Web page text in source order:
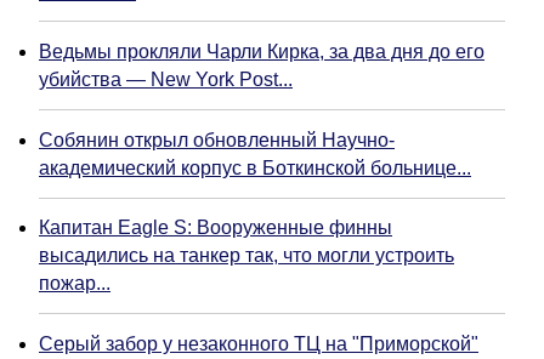
Ведьмы прокляли Чарли Кирка, за два дня до его
убийства — New York Post...
Собянин открыл обновленный Научно-
академический корпус в Боткинской больнице...
Капитан Eagle S: Вооруженные финны
высадились на танкер так, что могли устроить
пожар...
Серый забор у незаконного ТЦ на "Приморской"